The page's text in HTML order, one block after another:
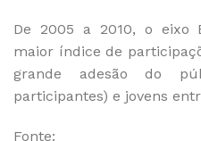
De 2005 a 2010, o eixo
maior índice de
grande adesão do
participantes) e jovens
Fonte: